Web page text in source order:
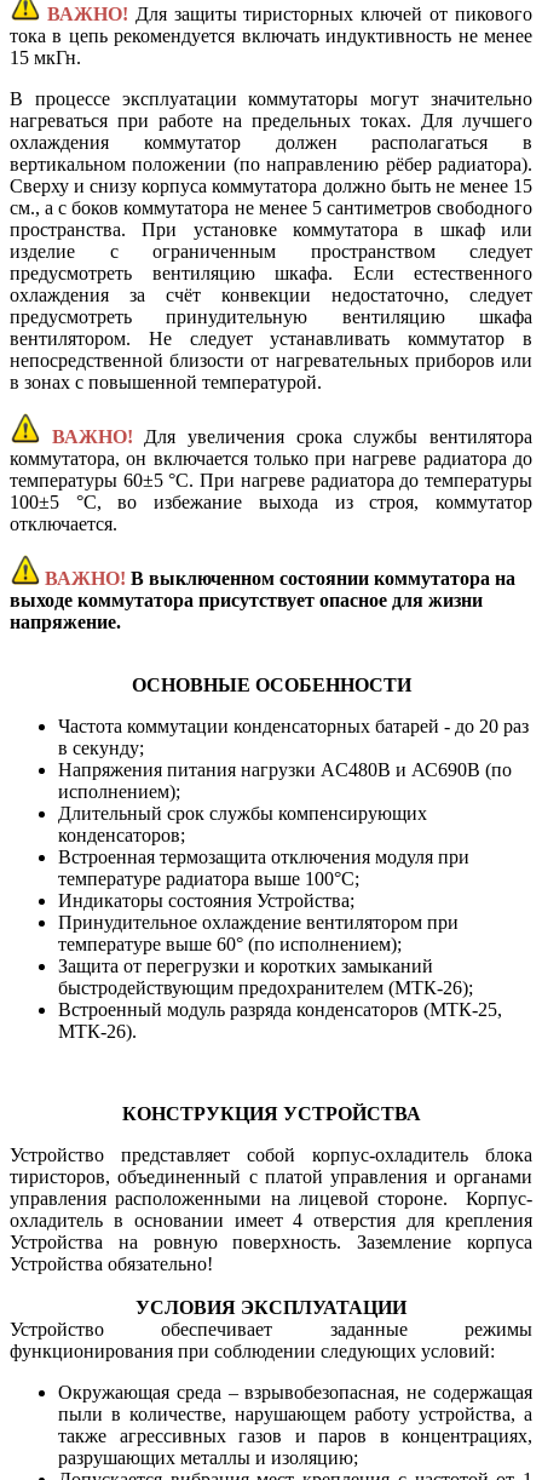
ВАЖНО! Для защиты тиристорных ключей от пикового
тока в цепь рекомендуется включать индуктивность не менее
15 мкГн.
В процессе эксплуатации коммутаторы могут значительно
нагреваться при работе на предельных токах. Для лучшего
охлаждения коммутатор должен располагаться в
вертикальном положении (по направлению рёбер радиатора).
Сверху и снизу корпуса коммутатора должно быть не менее 15
см., а с боков коммутатора не менее 5 сантиметров свободного
пространства. При установке коммутатора в шкаф или
изделие с ограниченным пространством следует
предусмотреть вентиляцию шкафа. Если естественного
охлаждения за счёт конвекции недостаточно, следует
предусмотреть принудительную вентиляцию шкафа
вентилятором. Не следует устанавливать коммутатор в
непосредственной близости от нагревательных приборов или
в зонах с повышенной температурой.
ВАЖНО! Для увеличения срока службы вентилятора
коммутатора, он включается только при нагреве радиатора до
температуры 60±5 °С. При нагреве радиатора до температуры
100±5 °С, во избежание выхода из строя, коммутатор
отключается.
ВАЖНО! В выключенном состоянии коммутатора на
выходе коммутатора присутствует опасное для жизни
напряжение.
ОСНОВНЫЕ ОСОБЕННОСТИ
Частота коммутации конденсаторных батарей - до 20 раз
в секунду;
Напряжения питания нагрузки AC480В и АС690В (по
исполнением);
Длительный срок службы компенсирующих
конденсаторов;
Встроенная термозащита отключения модуля при
температуре радиатора выше 100°С;
Индикаторы состояния Устройства;
Принудительное охлаждение вентилятором при
температуре выше 60° (по исполнением);
Защита от перегрузки и коротких замыканий
быстродействующим предохранителем (МТК-26);
Встроенный модуль разряда конденсаторов (МТК-25,
МТК-26).
КОНСТРУКЦИЯ УСТРОЙСТВА
Устройство представляет собой корпус-охладитель блока
тиристоров, объединенный с платой управления и органами
управления расположенными на лицевой стороне. Корпус-
охладитель в основании имеет 4 отверстия для крепления
Устройства на ровную поверхность. Заземление корпуса
Устройства обязательно!
УСЛОВИЯ ЭКСПЛУАТАЦИИ
Устройство обеспечивает заданные режимы
функционирования при соблюдении следующих условий:
Окружающая среда – взрывобезопасная, не содержащая
пыли в количестве, нарушающем работу устройства, а
также агрессивных газов и паров в концентрациях,
разрушающих металлы и изоляцию;